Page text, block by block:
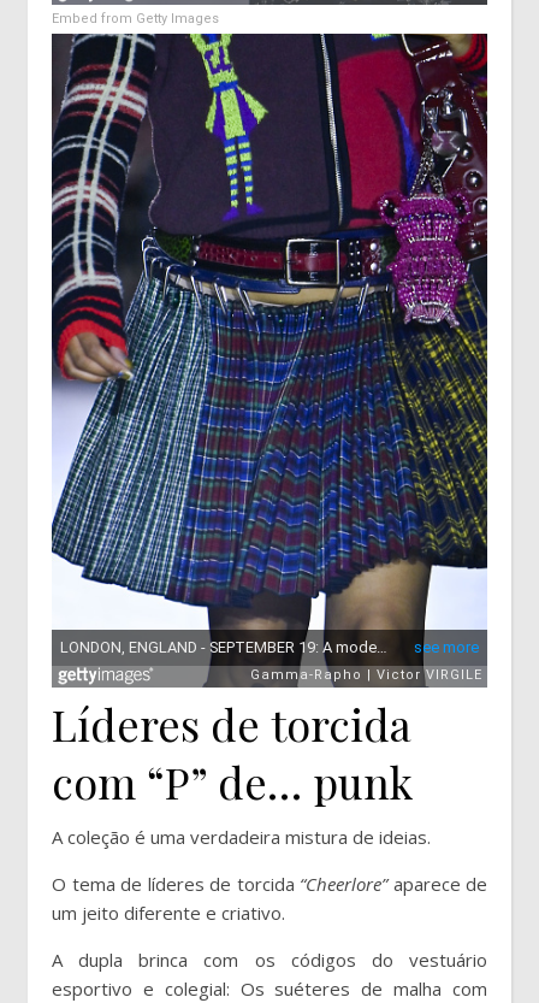
Embed from Getty Images
Líderes de torcida
com “P” de… punk
A coleção é uma verdadeira mistura de ideias.
O tema de líderes de torcida “Cheerlore”aparece de
um jeito diferente e criativo.
A dupla brinca com os códigos do vestuário
esportivo e colegial: Os suéteres de malha com